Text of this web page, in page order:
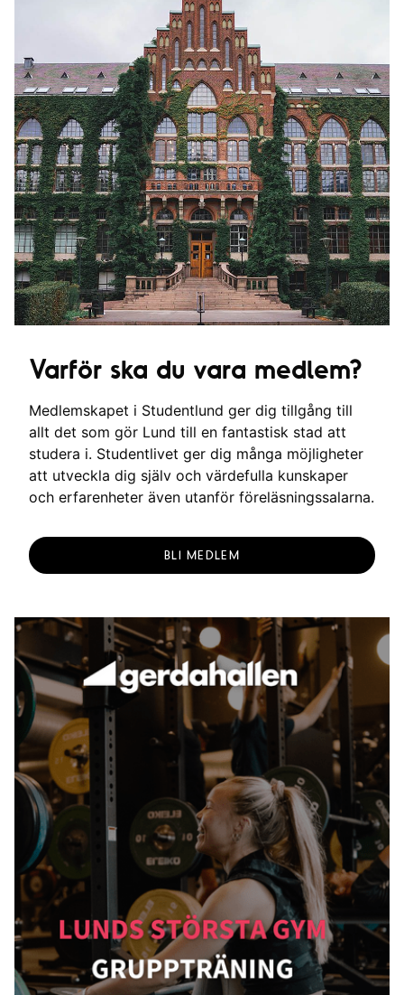
Varför ska du vara medlem?
Medlemskapet i Studentlund ger dig tillgång till
allt det som gör Lund till en fantastisk stad att
studera i. Studentlivet ger dig många möjligheter
att utveckla dig själv och värdefulla kunskaper
och erfarenheter även utanför föreläsningssalarna.
BLI MEDLEM